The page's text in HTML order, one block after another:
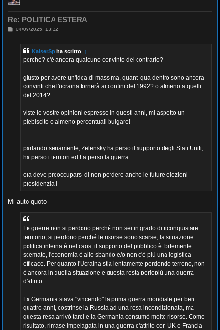
Re: POLITICA ESTERA
M04/09/2025, 13:32
KaiserSp ha scritto: ↑
perchè? c'è ancora qualcuno convinto del contrario?
giusto per avere un'idea di massima, quanti qua dentro sono ancora
convinti che l'ucraina tornerà ai confini del 1992? o almeno a quelli
del 2014?
viste le vostre opinioni espresse in questi anni, mi aspetto un
plebiscito o almeno percentuali bulgare!
parlando seriamente, Zelensky ha perso il supporto degli Stati Uniti,
ha perso i territori ed ha perso la guerra
ora deve preoccuparsi di non perdere anche le future elezioni
presidenziali
Mi auto-quoto
Le guerre non si perdono perché non sei in grado di riconquistare
territorio, si perdono perché le risorse sono scarse, la situazione
politica interna è nel caos, il supporto del pubblico è fortemente
scemato, l'economia è allo sbando e/o non c'è più una logistica
efficace. Per quanto l'Ucraina stia lentamente perdendo terreno, non
è ancora in quella situazione e questa resta perlopiù una guerra
d'attrito.
La Germania stava "vincendo" la prima guerra mondiale per ben
quattro anni, costrinse la Russia ad una resa incondizionata, ma
questa resa arrivò tardi e la Germania consumò molte risorse. Come
risultato, rimase impelagata in una guerra d'attrito con UK e Francia